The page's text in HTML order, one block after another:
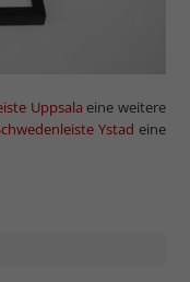
Uppsala eine weitere
Ystad eine